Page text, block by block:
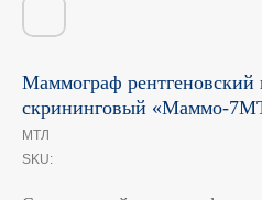
Маммограф рентгеновский
скрининговый «Маммо-
МТЛ
SKU: